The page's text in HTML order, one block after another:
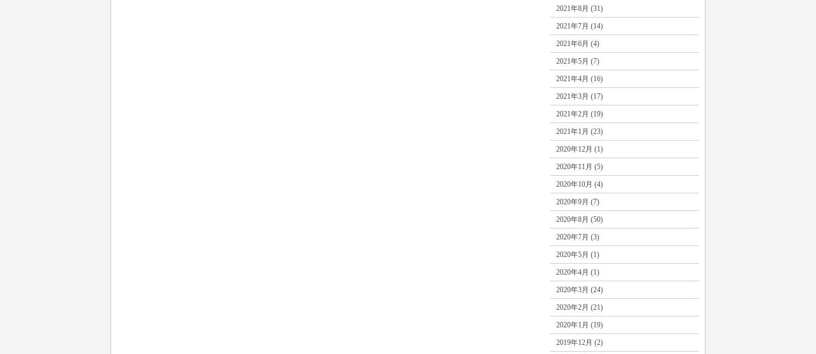
2021年8月 (31)
2021年7月 (14)
2021年6月 (4)
2021年5月 (7)
2021年4月 (16)
2021年3月 (17)
2021年2月 (19)
2021年1月 (23)
2020年12月 (1)
2020年11月 (5)
2020年10月 (4)
2020年9月 (7)
2020年8月 (50)
2020年7月 (3)
2020年5月 (1)
2020年4月 (1)
2020年3月 (24)
2020年2月 (21)
2020年1月 (19)
2019年12月 (2)